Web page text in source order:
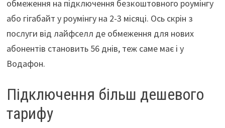
обмеження на підключення безкоштовного роумінгу
або гігабайт у роумінгу на 2-3 місяці. Ось скрін з
послуги від лайфселл де обмеження для нових
абонентів становить 56 днів, теж саме має і у
Водафон.
Підключення більш дешевого
тарифу